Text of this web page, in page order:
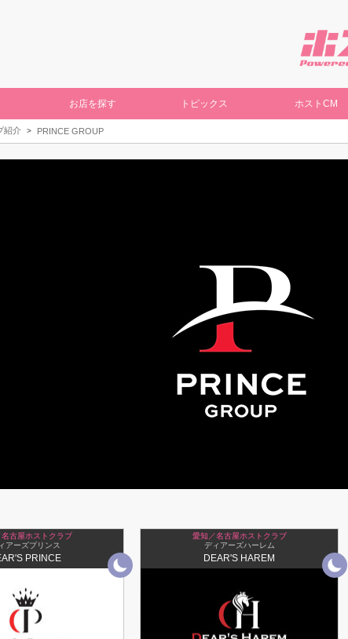
お店を探す トピックス ホストCM
紹介 PRINCE GROUP
古屋ホストクラブ
アーズプリンス
PRINCE
愛知／名古屋ホストクラブ
ディアーズハーレム
DEAR'S HAREM